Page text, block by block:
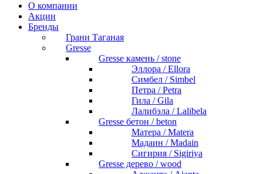
О компании
Акции
Бренды
Грани Таганая
Gresse
Gresse камень / stone
Эллора / Ellora
Симбел / Simbel
Петра / Petra
Гила / Gila
Лалибэла / Lalibela
Gresse бетон / beton
Матера / Matera
Мадаин / Madain
Сигирия / Sigiriya
Gresse дерево / wood